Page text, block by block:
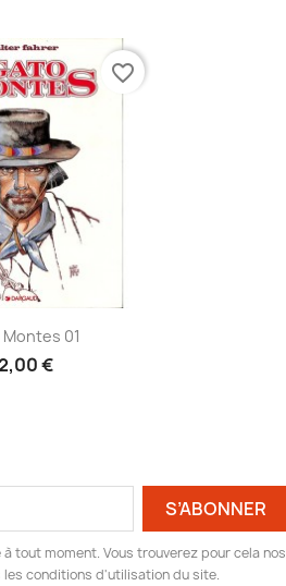
rapide
01
€
favorite_border
tout moment. Vous trouverez pour cela nos
conditions d'utilisation du site.